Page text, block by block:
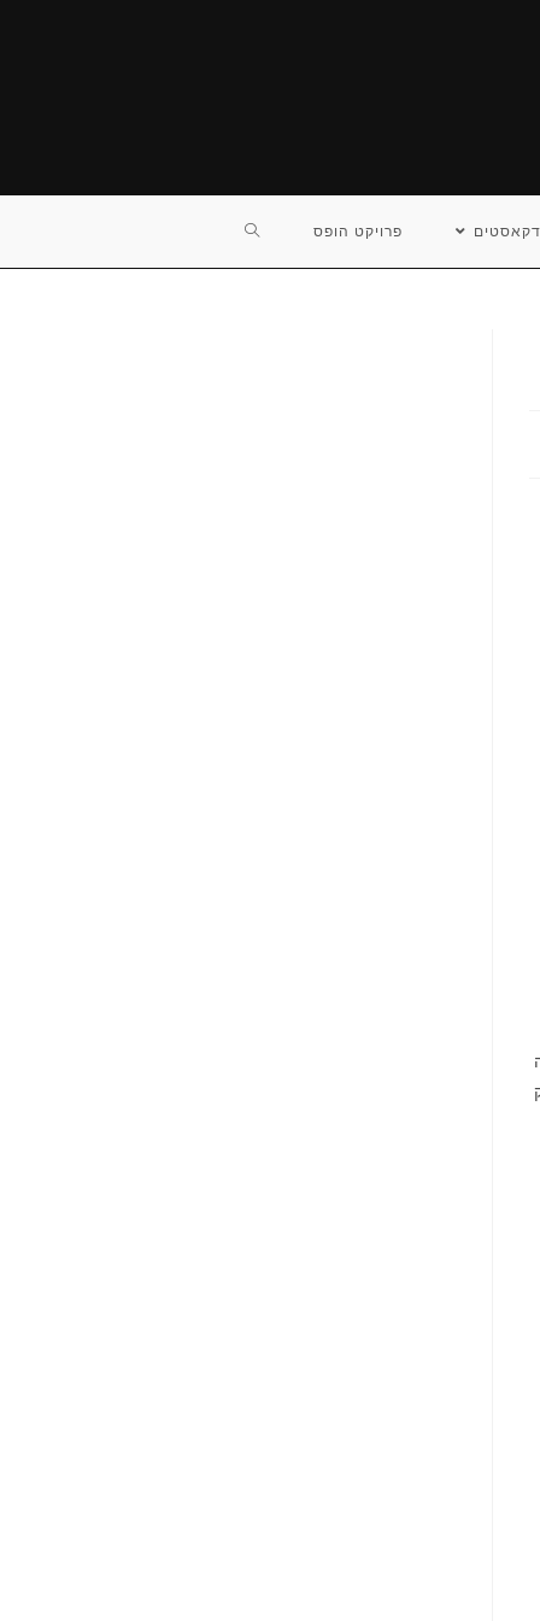
פרויקט הופס TOGGLE